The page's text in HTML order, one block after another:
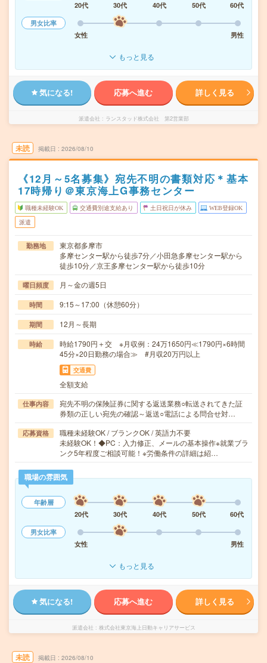
20代
30代 40代 50代
60代
男女比率
女性
男性
もっと見る
気になる! 応募へ進む 詳しく見る
派遣会社 ランスタッド株式会社 第2営業部
未読 掲載日 2026/08/10
《12月～5名募集》宛先不明の書類対応＊基本
17時帰り＠東京海上G事務センター
職種未経験OK 交通費別途支給あり 土日祝日が休み WEB登録OK
派遣
勤務地
東京都多摩市
多摩センター駅から徒歩7分／小田急多摩センター駅から
徒歩10分／京王多摩センター駅から徒歩10分
曜日頻度 月～金の週5日
時間 9:15～17:00（休憩60分）
期間 12月～長期
時給
時給1790円＋交 ※月収例：24万1650円≪1790円×6時間
45分×20日勤務の場合≫ #月収20万円以上
交通費
全額支給
仕事内容
宛先不明の保険証券に関する返送業務○転送されてきた証
券類の正しい宛先の確認～返送○電話による問合せ対…
応募資格
職種未経験OK / ブランクOK / 英語力不要
未経験OK！◆PC：入力修正、メールの基本操作※就業ブラ
ンク5年程度ご相談可能！※労働条件の詳細は紹…
職場の雰囲気
年齢層
20代
30代 40代 50代
60代
男女比率
女性
男性
もっと見る
気になる! 応募へ進む 詳しく見る
派遣会社 株式会社東京海上日動キャリアサービス
未読 掲載日 2026/08/10